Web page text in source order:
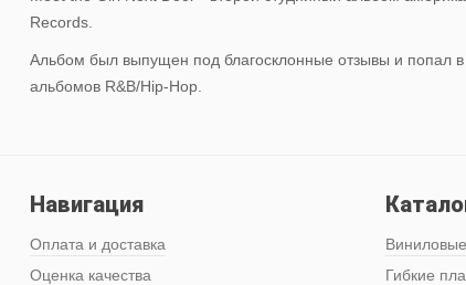
Records.
Альбом был выпущен под благосклонные отзывы и попал
альбомов R&B/Hip-Hop.
Навигация
Оплата и доставка
Оценка качества
Гибкие